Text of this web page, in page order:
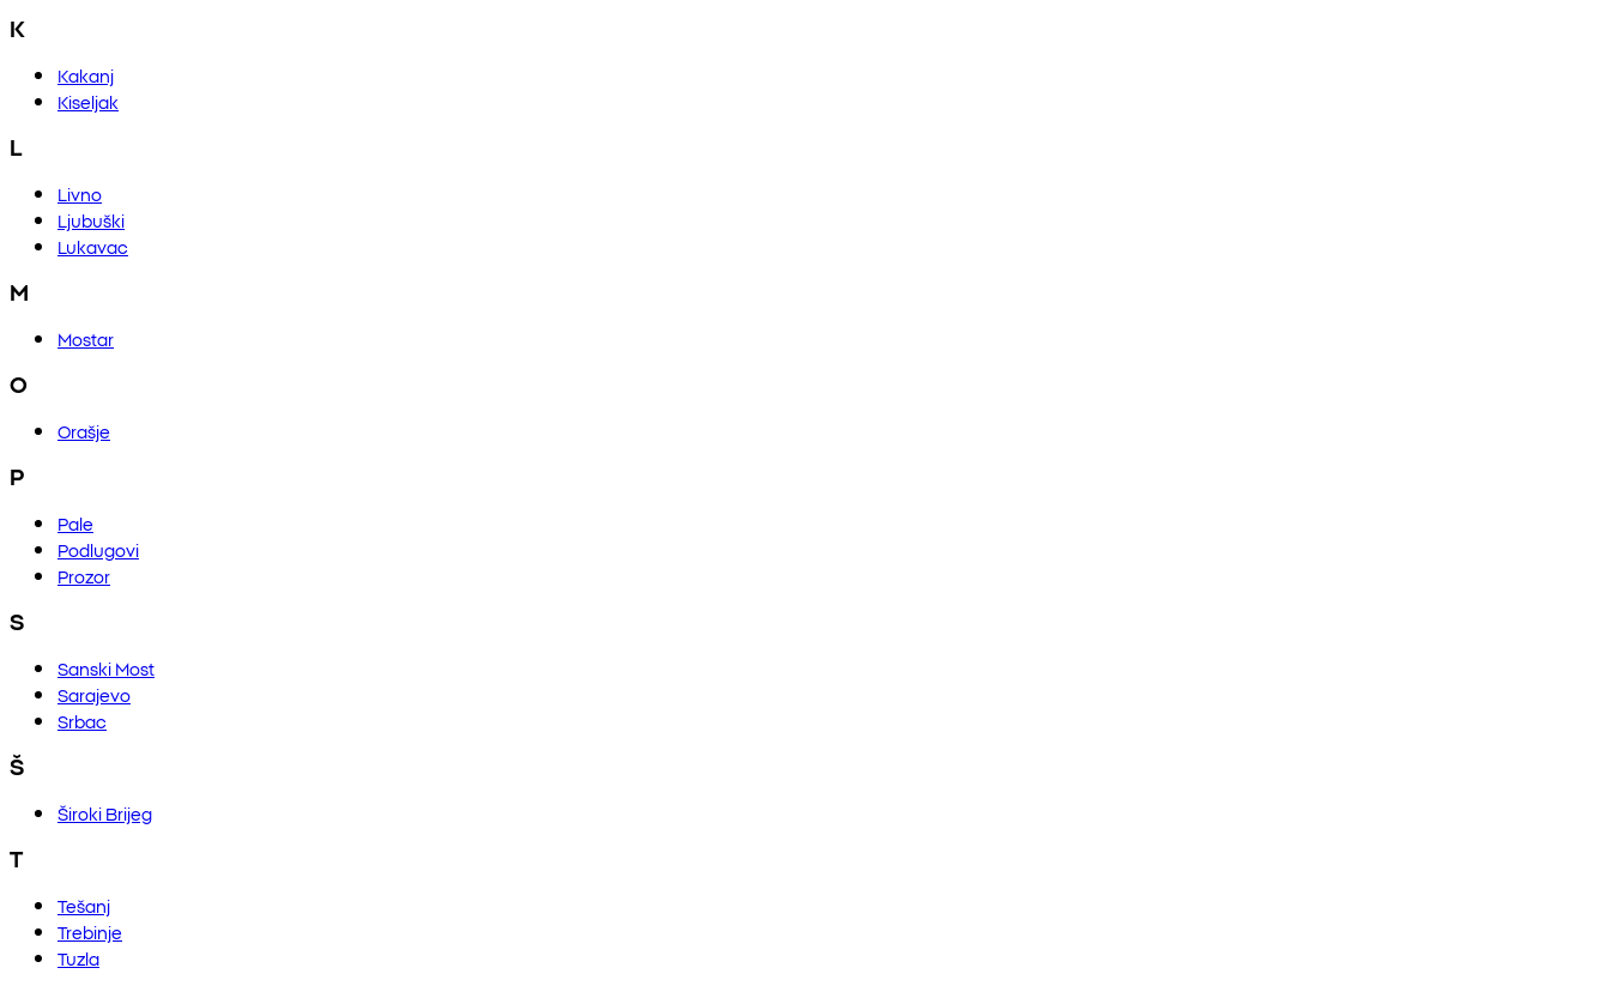
K
Kakanj
Kiseljak
L
Livno
Ljubuški
Lukavac
M
Mostar
O
Orašje
P
Pale
Podlugovi
Prozor
S
Sanski Most
Sarajevo
Srbac
Š
Široki Brijeg
T
Tešanj
Trebinje
Tuzla